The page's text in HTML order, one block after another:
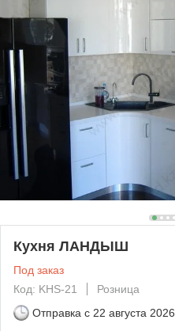
Кухня ЛАНДЫШ
Под заказ
Код: KHS-21
Розница
Отправка с 22 августа 2026